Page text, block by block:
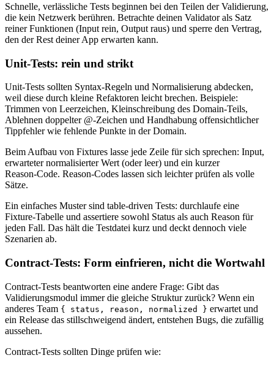
Schnelle, verlässliche Tests beginnen bei den Teilen der Validierung,
die kein Netzwerk berühren. Betrachte deinen Validator als Satz
reiner Funktionen (Input rein, Output raus) und sperre den Vertrag,
den der Rest deiner App erwarten kann.
Unit‑Tests: rein und strikt
Unit‑Tests sollten Syntax‑Regeln und Normalisierung abdecken,
weil diese durch kleine Refaktoren leicht brechen. Beispiele:
Trimmen von Leerzeichen, Kleinschreibung des Domain‑Teils,
Ablehnen doppelter @‑Zeichen und Handhabung offensichtlicher
Tippfehler wie fehlende Punkte in der Domain.
Beim Aufbau von Fixtures lasse jede Zeile für sich sprechen: Input,
erwarteter normalisierter Wert (oder leer) und ein kurzer
Reason‑Code. Reason‑Codes lassen sich leichter prüfen als volle
Sätze.
Ein einfaches Muster sind table‑driven Tests: durchlaufe eine
Fixture‑Tabelle und assertiere sowohl Status als auch Reason für
jeden Fall. Das hält die Testdatei kurz und deckt dennoch viele
Szenarien ab.
Contract‑Tests: Form einfrieren, nicht die Wortwahl
Contract‑Tests beantworten eine andere Frage: Gibt das
Validierungsmodul immer die gleiche Struktur zurück? Wenn ein
anderes Team { status, reason, normalized } erwartet und
ein Release das stillschweigend ändert, entstehen Bugs, die zufällig
aussehen.
Contract‑Tests sollten Dinge prüfen wie: